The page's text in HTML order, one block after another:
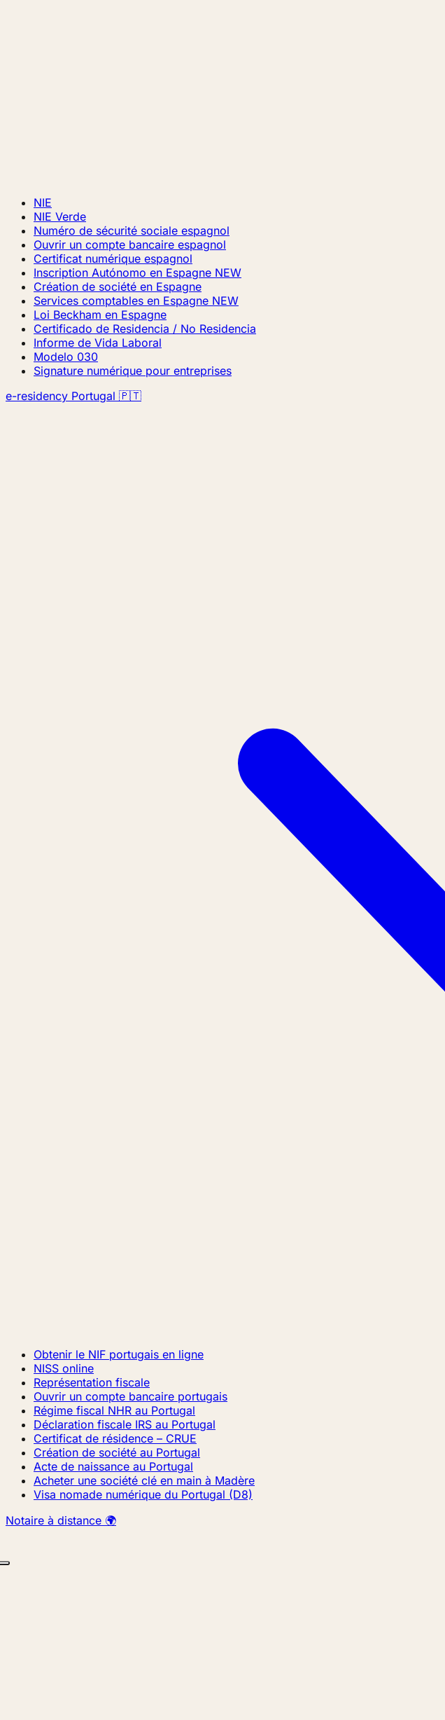
NIE
NIE Verde
Numéro de sécurité sociale espagnol
Ouvrir un compte bancaire espagnol
Certificat numérique espagnol
Inscription Autónomo en Espagne NEW
Création de société en Espagne
Services comptables en Espagne NEW
Loi Beckham en Espagne
Certificado de Residencia / No Residencia
Informe de Vida Laboral
Modelo 030
Signature numérique pour entreprises
e-residency Portugal 🇵🇹
Obtenir le NIF portugais en ligne
NISS online
Représentation fiscale
Ouvrir un compte bancaire portugais
Régime fiscal NHR au Portugal
Déclaration fiscale IRS au Portugal
Certificat de résidence – CRUE
Création de société au Portugal
Acte de naissance au Portugal
Acheter une société clé en main à Madère
Visa nomade numérique du Portugal (D8)
Notaire à distance 🌍